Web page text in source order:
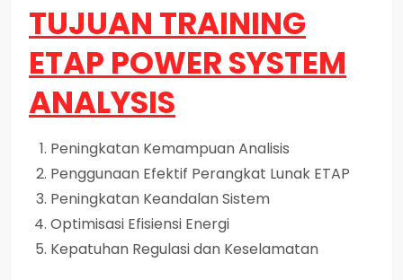
TUJUAN TRAINING
ETAP POWER SYSTEM
ANALYSIS
Peningkatan Kemampuan Analisis
Penggunaan Efektif Perangkat Lunak ETAP
Peningkatan Keandalan Sistem
Optimisasi Efisiensi Energi
Kepatuhan Regulasi dan Keselamatan